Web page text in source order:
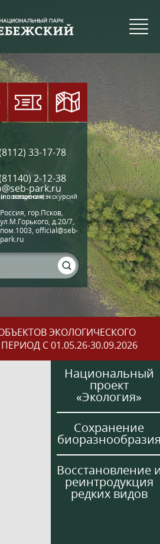
33-17-78
2-12-38
park.ru
(по вопросам экскурсий и посещения)
Россия, гор.Псков,
ул.М.Горького, д.20/7,
пом.1003, official@seb-
park.ru
ЭКОЛОГИЧЕСКОГО
С 01.05.26-30.09.2026
Национальный
проект
«Экология»
Сохранение
Восстановление
реинтродукция
редких видов